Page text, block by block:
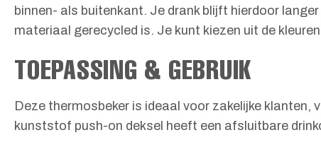
binnen- als buitenkant. Je drank blijft hierdoor
materiaal gerecycled is. Je kunt kiezen uit de
TOEPASSING & GEBRUIK
Deze thermosbeker is ideaal voor zakelijke
kunststof push-on deksel heeft een afsluitbare